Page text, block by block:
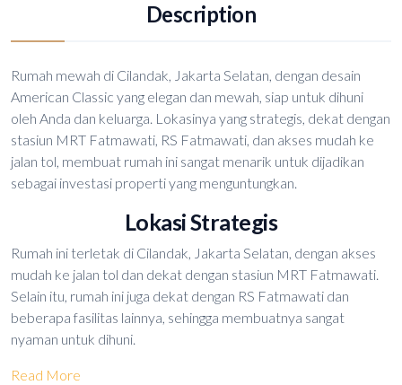
Description
Rumah mewah di Cilandak, Jakarta Selatan, dengan desain
American Classic yang elegan dan mewah, siap untuk dihuni
oleh Anda dan keluarga. Lokasinya yang strategis, dekat dengan
stasiun MRT Fatmawati, RS Fatmawati, dan akses mudah ke
jalan tol, membuat rumah ini sangat menarik untuk dijadikan
sebagai investasi properti yang menguntungkan.
Lokasi Strategis
Rumah ini terletak di Cilandak, Jakarta Selatan, dengan akses
mudah ke jalan tol dan dekat dengan stasiun MRT Fatmawati.
Selain itu, rumah ini juga dekat dengan RS Fatmawati dan
beberapa fasilitas lainnya, sehingga membuatnya sangat
nyaman untuk dihuni.
Read More